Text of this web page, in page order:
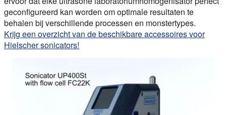
geconfigureerd kan worden om optimale resultaten te
behalen bij verschillende processen en monstertypes.
Krijg een overzicht van de beschikbare accessoires voor
Hielscher sonicators!